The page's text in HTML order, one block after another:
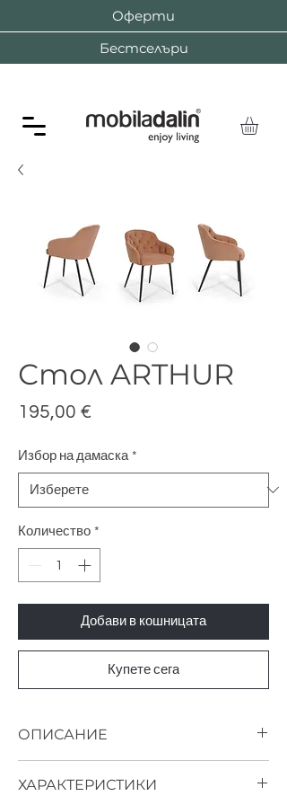
Оферти
Бестселъри
Стол ARTHUR
195,00 €
Избор на дамаска *
Количество *
Добави в кошницата
Купете сега
ОПИСАНИЕ
тапицерия на този стол заявяват нов
ХАРАКТЕРИСТИКИ